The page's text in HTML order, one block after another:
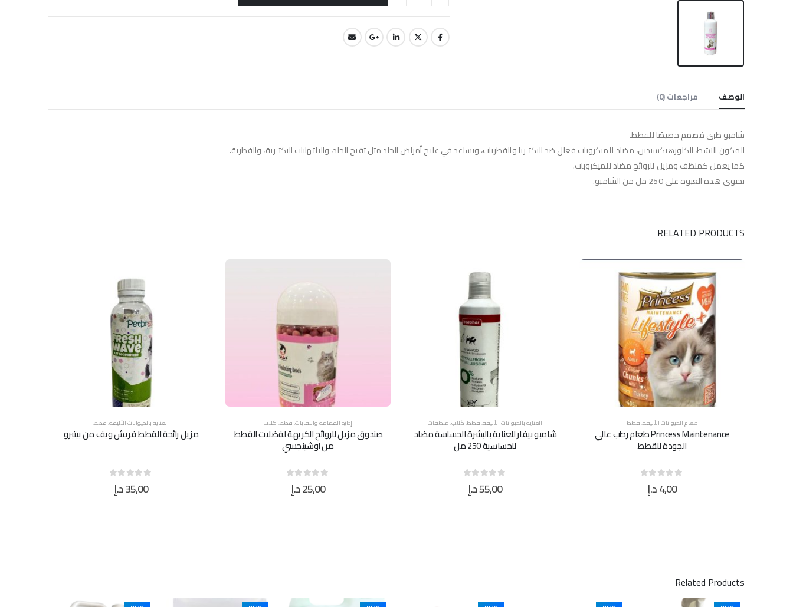
الوصف مراجعات (0)
شامبو طبي مُصمم خصيصًا للقطط.
المكون النشط، الكلورهيكسيدين، مضاد للميكروبات فعال ضد البكتيريا والفطريات، ويساعد في علاج أمراض الجلد مثل تقيح الجلد، والالتهابات البكتيرية، والفطرية.
كما يعمل كمنظف ومزيل للروائح مضاد للميكروبات.
تحتوي هذه العبوة على 250 مل من الشامبو.
RELATED PRODUCTS
طعام الحيوانات الأليفة,قطط
Princess Maintenance طعام رطب عالي
الجودة للقطط
4,00د.إ
العناية بالحيوانات الأليفة,قطط,كلاب,منظفات
شامبو بيفار للعناية بالبشرة الحساسة مضاد
للحساسية 250 مل
55,00د.إ
إدارة القمامة والنفايات,قطط,كلاب
صندوق مزيل للروائح الكريهة لفضلات القطط
من اوشينجسي
25,00د.إ
العناية بالحيوانات الأليفة,قطط
مزيل رائحة القطط فريش ويف من بيتبرو
35,00د.إ
Related Products